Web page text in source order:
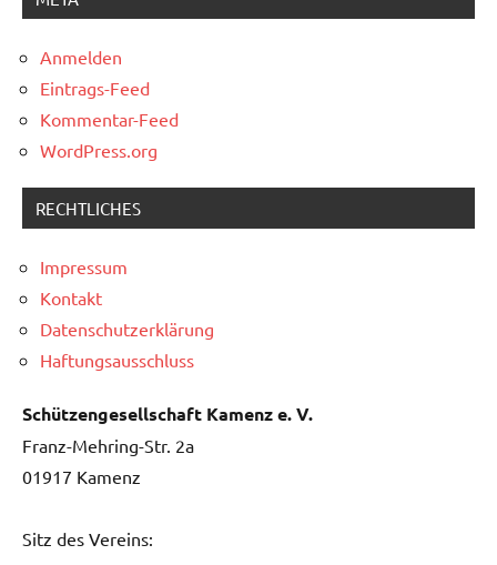
Anmelden
Eintrags-Feed
Kommentar-Feed
WordPress.org
RECHTLICHES
Impressum
Kontakt
Datenschutzerklärung
Haftungsausschluss
Schützengesellschaft Kamenz e. V.
Franz-Mehring-Str. 2a
01917 Kamenz
Sitz des Vereins: